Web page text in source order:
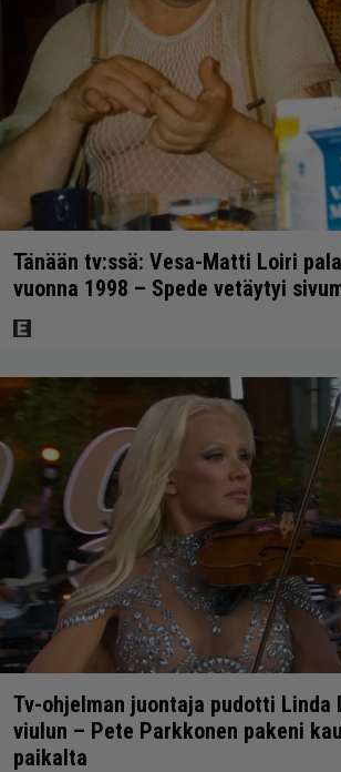
Tänään tv:ssä: Vesa-Matti Loiri
vuonna 1998 – Spede vetäytyi
Tv-ohjelman juontaja pudotti Linda
viulun – Pete Parkkonen pakeni
paikalta